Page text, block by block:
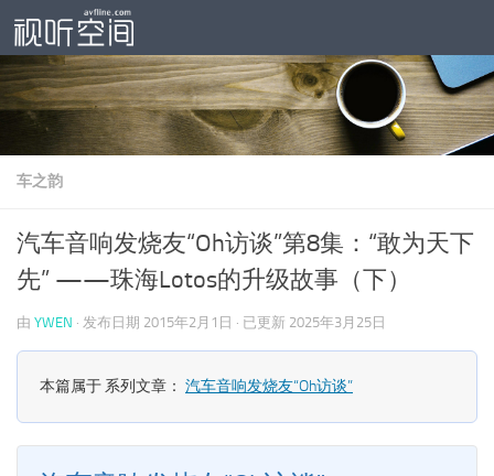
跳至内容
车之韵
汽车音响发烧友“Oh访谈”第8集：“敢为天下
先” ——珠海Lotos的升级故事（下）
由 YWEN · 发布日期 2015年2月1日 · 已更新 2025年3月25日
本篇属于 系列文章： 汽车音响发烧友“Oh访谈”